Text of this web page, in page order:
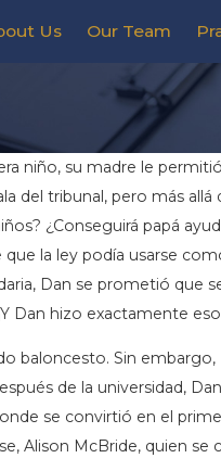
Us Our Team
niño, su madre le
del tribunal, pero más
¿Conseguirá papá
la ley podía usarse
Dan se prometió que
Dan hizo exactamente
baloncesto. Sin
de la universidad,
se convirtió en el
Alison McBride, quien